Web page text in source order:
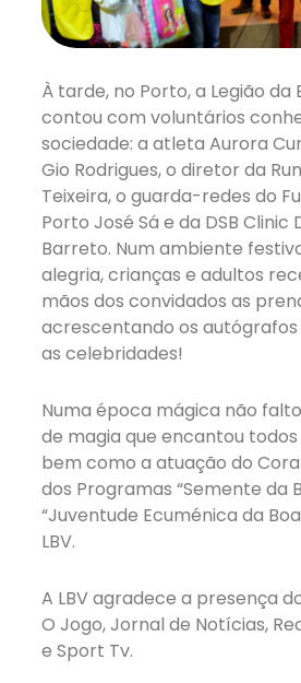
À tarde, no Porto, a Legião da
contou com voluntários
sociedade: a atleta Aurora
Gio Rodrigues, o diretor da
Teixeira, o guarda-redes do
Porto José Sá e da DSB Clinic
Barreto. Num ambiente
alegria, crianças e adultos
mãos dos convidados as
acrescentando os autógrafos
as celebridades!
Numa época mágica não
de magia que encantou
bem como a atuação do
dos Programas “Semente da
“Juventude Ecuménica da
LBV.
A LBV agradece a presença
O Jogo, Jornal de Notícias,
e Sport Tv.